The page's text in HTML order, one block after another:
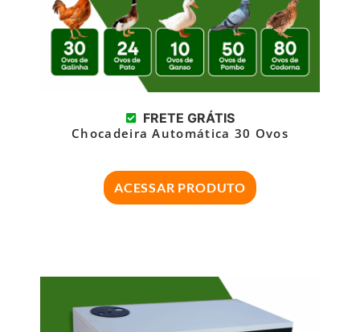
FRETE GRÁTIS
Chocadeira Automática 30 Ovos
ACESSAR PRODUTO